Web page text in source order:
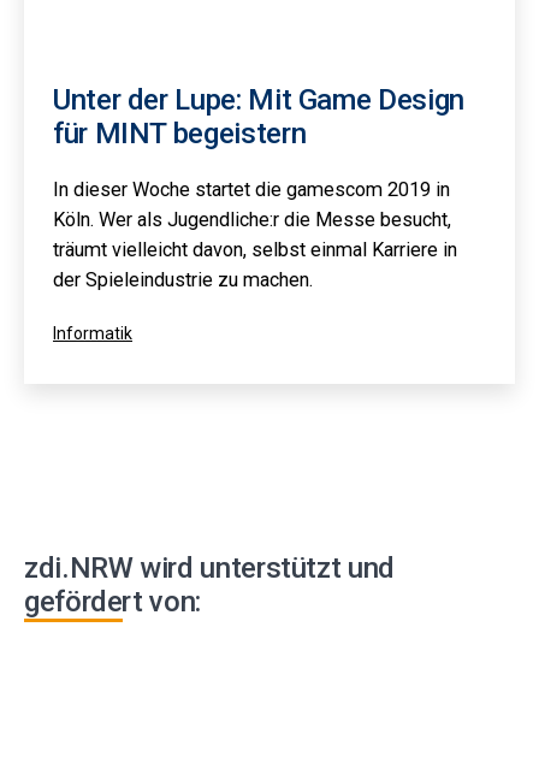
Unter der Lupe: Mit Game Design
für MINT begeistern
In dieser Woche startet die gamescom 2019 in
Köln. Wer als Jugendliche:r die Messe besucht,
träumt vielleicht davon, selbst einmal Karriere in
der Spieleindustrie zu machen.
Kategorisiert
Informatik
zdi.NRW wird unterstützt und
gefördert von: